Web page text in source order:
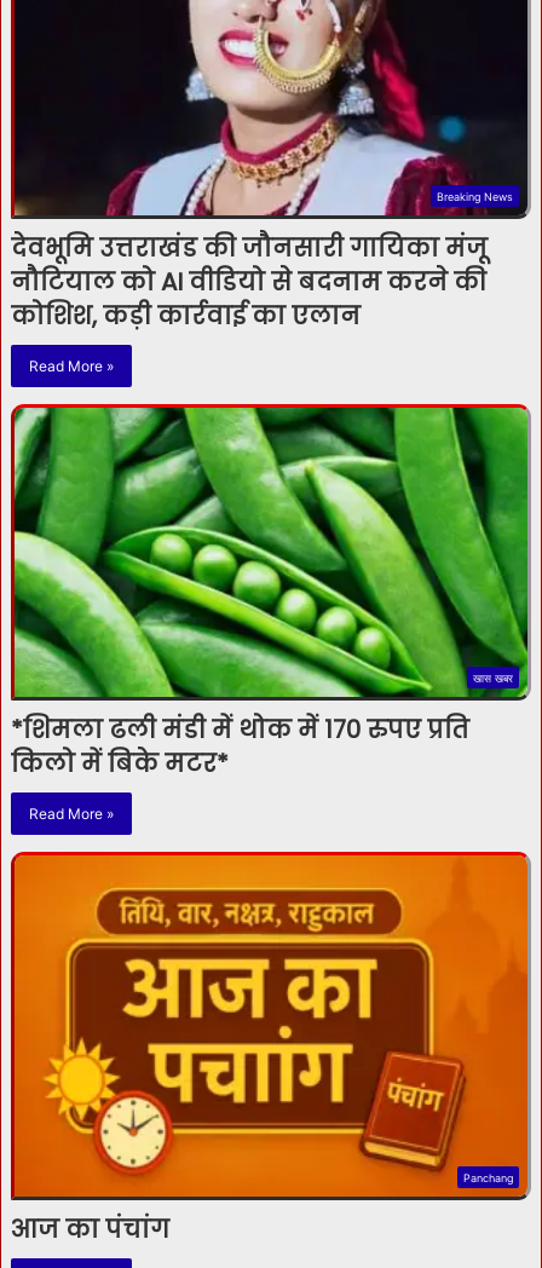
Breaking News
देवभूमि उत्तराखंड की जौनसारी गायिका मंजू
नौटियाल को AI वीडियो से बदनाम करने की
कोशिश, कड़ी कार्रवाई का एलान
Read More »
खास खबर
*शिमला ढली मंडी में थोक में 170 रुपए प्रति
किलो में बिके मटर*
Read More »
Panchang
आज का पंचांग